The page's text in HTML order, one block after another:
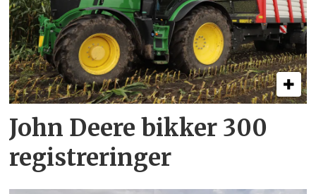
John Deere bikker 300
registreringer